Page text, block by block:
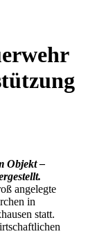
Objekt –
angelegte
in
statt.